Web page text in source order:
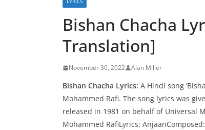
Bishan Chacha
Translation]
November 30, 2022 Alan Miller
Bishan Chacha Lyrics: A Hindi song
Mohammed Rafi. The song lyrics was
released in 1981 on behalf of Universal
Mohammed RafiLyrics: